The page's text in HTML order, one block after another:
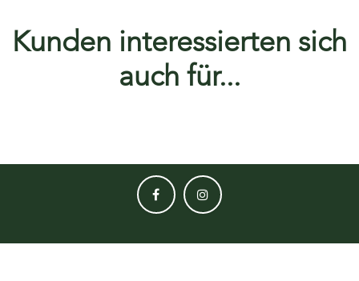
Kunden interessierten sich
auch für...